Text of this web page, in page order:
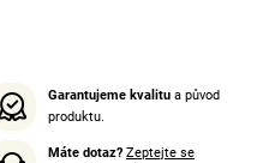
Garantujeme kvalitu a původ
produktu.
Máte dotaz? Zeptejte se